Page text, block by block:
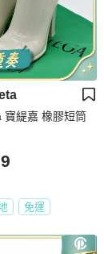
寶緹嘉 橡膠短筒
免運